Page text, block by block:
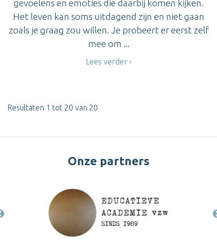
gevoelens en emoties die daarbij komen kijken.
Het leven kan soms uitdagend zijn en niet gaan
zoals je graag zou willen. Je probeert er eerst zelf
mee om ...
Lees verder
Resultaten 1 tot 20 van 20
Onze partners